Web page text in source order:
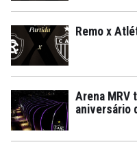
Remo x
Arena MRV
aniversário